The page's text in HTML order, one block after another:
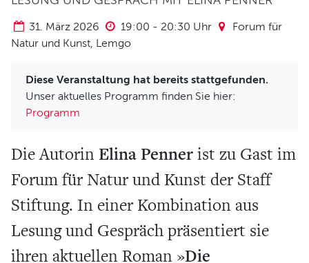
Verein und Förderung
Pool 1000
Haus Münsterberg
Publikationen
SERVICE
Für Autor*innen
Informiert bleiben
Presse
Häufige Fragen
31. März 2026 19:00 - 20:30 Uhr
Forum für
Natur und Kunst, Lemgo
Diese Veranstaltung hat bereits stattgefunden.
Unser aktuelles Programm finden Sie hier:
Programm
Die Autorin Elina Pennerist zu Gast im
Forum für Natur und Kunst der Staff
Stiftung. In einer Kombination aus
Lesung und Gespräch präsentiert sie
ihren aktuellen Roman »Die